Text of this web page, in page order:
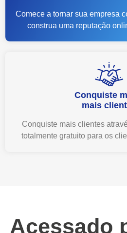
Comece a tornar sua empresa
construa uma reputação
Conquiste
mais
Conquiste mais clientes
totalmente gratuito para os
Acessado